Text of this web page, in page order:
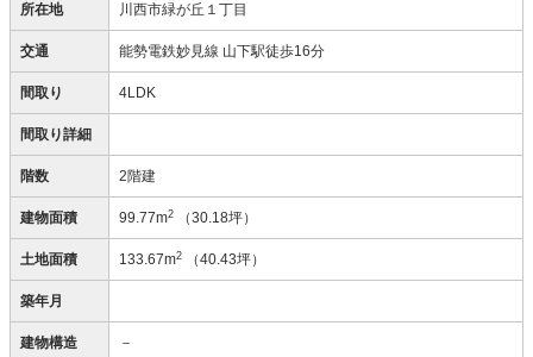
所在地 川西市緑が丘１丁目
交通 能勢電鉄妙見線 山下駅徒歩16分
間取り 4LDK
間取り詳細
階数 2階建
建物面積 99.77m2 （30.18坪）
土地面積 133.67m2 （40.43坪）
築年月
建物構造 －